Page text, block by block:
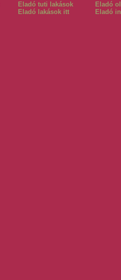
Eladó tuti lakások
Eladó
Eladó lakások itt Eladó